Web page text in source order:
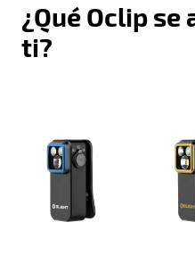
¿Qué Oclip se
ti?